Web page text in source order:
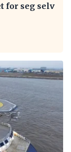
for seg selv